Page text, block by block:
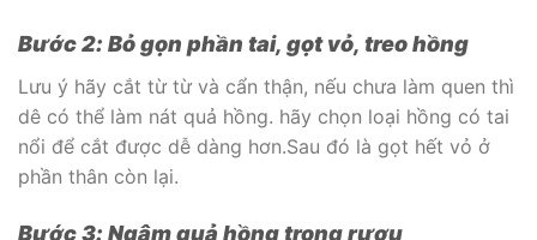
Bước 2: Bỏ gọn phần tai, gọt vỏ, treo hồng
Lưu ý hãy cắt từ từ và cẩn thận, nếu chưa làm quen thì
dê có thể làm nát quả hồng. hãy chọn loại hồng có tai
nổi để cắt được dễ dàng hơn.Sau đó là gọt hết vỏ ở
phần thân còn lại.
Bước 3: Ngâm quả hồng trong rượu